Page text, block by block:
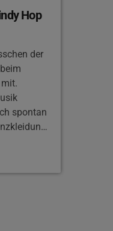
Hop
der
spontan
Raum29
ihr da